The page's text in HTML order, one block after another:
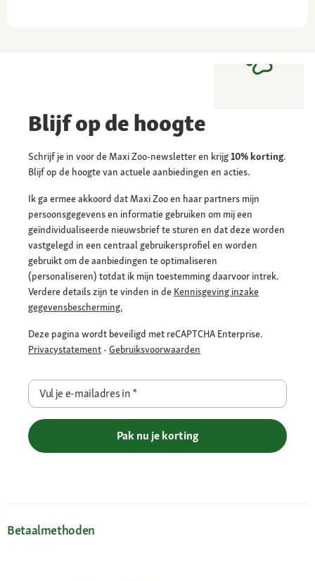
Blijf op de hoogte
Schrijf je in voor de Maxi Zoo-newsletter en krijg10% korting.
Blijf op de hoogte van actuele aanbiedingen en acties.
Ik ga ermee akkoord dat Maxi Zoo en haar partners mijn
persoonsgegevens en informatie gebruiken om mij een
geïndividualiseerde nieuwsbrief te sturen en dat deze worden
vastgelegd in een centraal gebruikersprofiel en worden
gebruikt om de aanbiedingen te optimaliseren
(personaliseren) totdat ik mijn toestemming daarvoor intrek.
Verdere details zijn te vinden in de Kennisgeving inzake
gegevensbescherming.
Deze pagina wordt beveiligd met reCAPTCHA Enterprise.
Privacystatement - Gebruiksvoorwaarden
Vul je e-mailadres in*
Pak nu je korting
Betaalmethoden